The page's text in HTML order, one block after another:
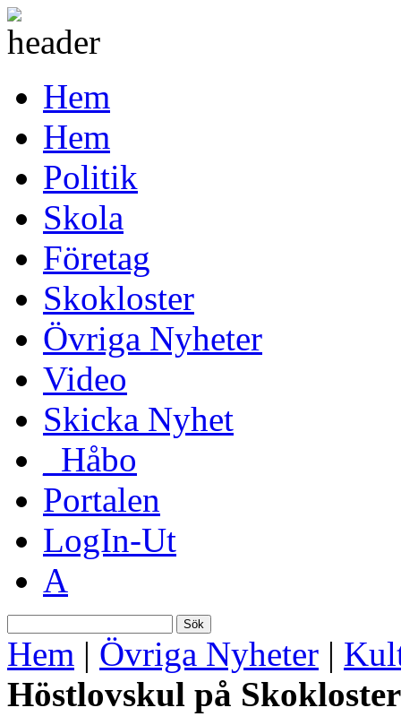
Hem
Hem
Politik
Skola
Företag
Skokloster
Övriga Nyheter
Video
Skicka Nyhet
_Håbo
Portalen
LogIn-Ut
A
Sök
Hem | Övriga Nyheter |
Höstlovskul på